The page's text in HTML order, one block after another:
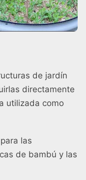
de jardín
directamente
utilizada como
las
de bambú y las